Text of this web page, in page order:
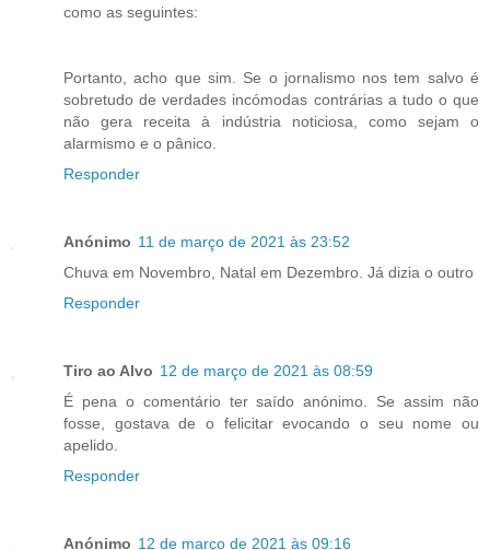
como as seguintes:
Portanto, acho que sim. Se o jornalismo nos tem salvo é
sobretudo de verdades incómodas contrárias a tudo o que
não gera receita à indústria noticiosa, como sejam o
alarmismo e o pânico.
Responder
Anónimo 11 de março de 2021 às 23:52
Chuva em Novembro, Natal em Dezembro. Já dizia o outro
Responder
Tiro ao Alvo 12 de março de 2021 às 08:59
É pena o comentário ter saído anónimo. Se assim não
fosse, gostava de o felicitar evocando o seu nome ou
apelido.
Responder
Anónimo 12 de março de 2021 às 09:16